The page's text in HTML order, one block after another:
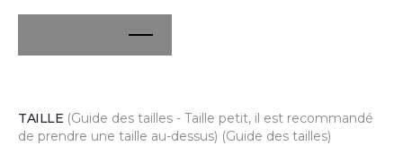
TAILLE (Guide des tailles - Taille petit, il est recommandé
de prendre une taille au-dessus) (Guide des tailles)